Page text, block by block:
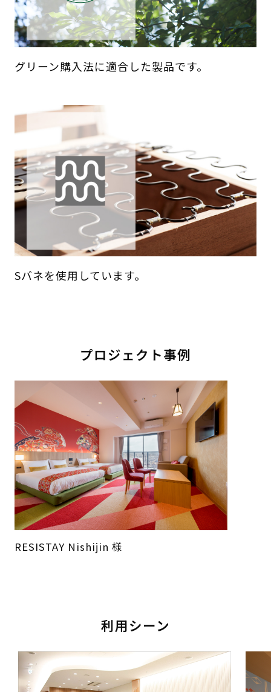
グリーン購入法に適合した製品です。
Sバネを使用しています。
プロジェクト事例
RESISTAY Nishijin 様
利用シーン